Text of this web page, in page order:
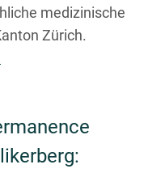
medizinische
Zürich.